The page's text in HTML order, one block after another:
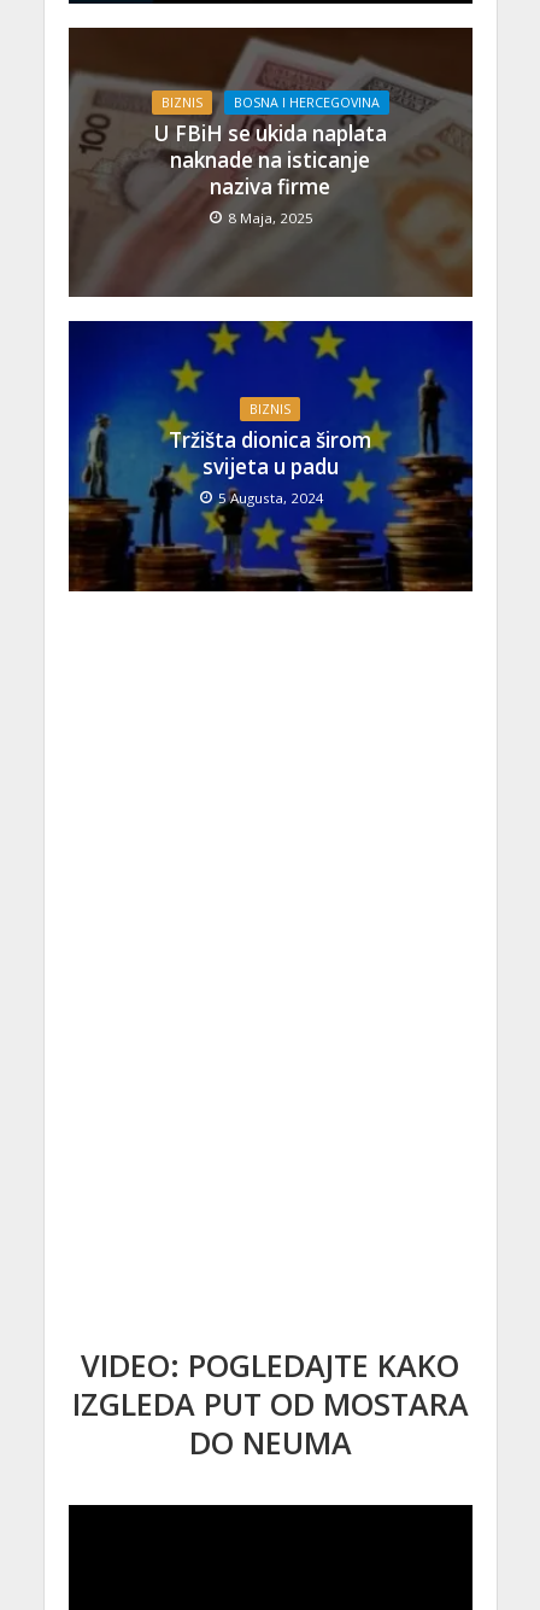
BIZNIS BOSNA I HERCEGOVINA
U FBiH se ukida naplata
naknade na isticanje
naziva firme
8 Maja, 2025
BIZNIS
Tržišta dionica širom
svijeta u padu
5 Augusta, 2024
VIDEO: POGLEDAJTE KAKO
IZGLEDA PUT OD MOSTARA
DO NEUMA